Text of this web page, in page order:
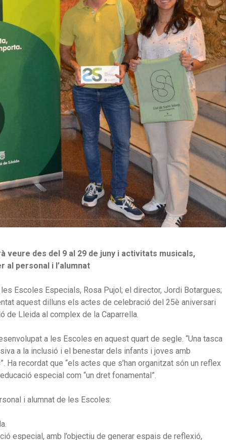
veure des del 9 al 29 de juny i activitats musicals,
personal i l’alumnat
Escoles Especials, Rosa Pujol; el director, Jordi Botargues;
aquest dilluns els actes de celebració del 25è aniversari
Lleida al complex de la Caparrella.
a les Escoles en aquest quart de segle. “Una tasca
a la inclusió i el benestar dels infants i joves amb
recordat que “els actes que s’han organitzat són un reflex
especial com “un dret fonamental”.
i alumnat de les Escoles:
especial, amb l’objectiu de generar espais de reflexió,